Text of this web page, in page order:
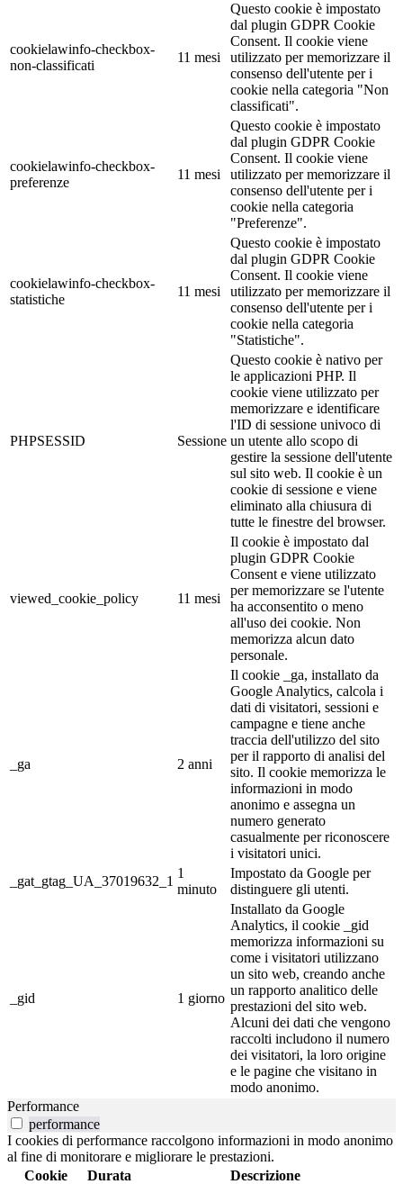
cookielawinfo-checkbox-
non-classificati
11 mesi
Questo cookie è impostato
dal plugin GDPR Cookie
Consent. Il cookie viene
utilizzato per memorizzare il
consenso dell'utente per i
cookie nella categoria "Non
classificati".
cookielawinfo-checkbox-
preferenze
11 mesi
Questo cookie è impostato
dal plugin GDPR Cookie
Consent. Il cookie viene
utilizzato per memorizzare il
consenso dell'utente per i
cookie nella categoria
"Preferenze".
cookielawinfo-checkbox-
statistiche
11 mesi
Questo cookie è impostato
dal plugin GDPR Cookie
Consent. Il cookie viene
utilizzato per memorizzare il
consenso dell'utente per i
cookie nella categoria
"Statistiche".
PHPSESSID Sessione
Questo cookie è nativo per
le applicazioni PHP. Il
cookie viene utilizzato per
memorizzare e identificare
l'ID di sessione univoco di
un utente allo scopo di
gestire la sessione dell'utente
sul sito web. Il cookie è un
cookie di sessione e viene
eliminato alla chiusura di
tutte le finestre del browser.
viewed_cookie_policy 11 mesi
Il cookie è impostato dal
plugin GDPR Cookie
Consent e viene utilizzato
per memorizzare se l'utente
ha acconsentito o meno
all'uso dei cookie. Non
memorizza alcun dato
personale.
_ga 2 anni
Il cookie _ga, installato da
Google Analytics, calcola i
dati di visitatori, sessioni e
campagne e tiene anche
traccia dell'utilizzo del sito
per il rapporto di analisi del
sito. Il cookie memorizza le
informazioni in modo
anonimo e assegna un
numero generato
casualmente per riconoscere
i visitatori unici.
_gat_gtag_UA_37019632_1
1
minuto
Impostato da Google per
distinguere gli utenti.
_gid 1 giorno
Installato da Google
Analytics, il cookie _gid
memorizza informazioni su
come i visitatori utilizzano
un sito web, creando anche
un rapporto analitico delle
prestazioni del sito web.
Alcuni dei dati che vengono
raccolti includono il numero
dei visitatori, la loro origine
e le pagine che visitano in
modo anonimo.
Performance
performance
I cookies di performance raccolgono informazioni in modo anonimo
al fine di monitorare e migliorare le prestazioni.
Cookie
Durata Descrizione